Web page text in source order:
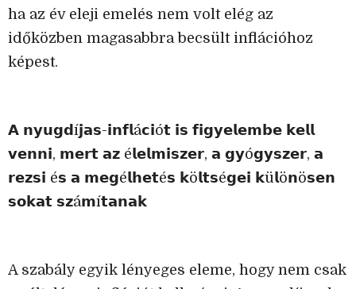
ha az év eleji emelés nem volt elég az
időközben magasabbra becsült inflációhoz
képest.
𝗔 𝗻𝘆𝘂𝗴𝗱í𝗷𝗮𝘀-𝗶𝗻𝗳𝗹á𝗰𝗶ó𝘁 𝗶𝘀 𝗳𝗶𝗴𝘆𝗲𝗹𝗲𝗺𝗯𝗲 𝗸𝗲𝗹𝗹
𝘃𝗲𝗻𝗻𝗶, 𝗺𝗲𝗿𝘁 𝗮𝘇 é𝗹𝗲𝗹𝗺𝗶𝘀𝘇𝗲𝗿, 𝗮 𝗴𝘆ó𝗴𝘆𝘀𝘇𝗲𝗿, 𝗮
𝗿𝗲𝘇𝘀𝗶 é𝘀 𝗮 𝗺𝗲𝗴é𝗹𝗵𝗲𝘁é𝘀 𝗸ö𝗹𝘁𝘀é𝗴𝗲𝗶 𝗸ü𝗹ö𝗻ö𝘀𝗲𝗻
𝘀𝗼𝗸𝗮𝘁 𝘀𝘇á𝗺í𝘁𝗮𝗻𝗮𝗸
A szabály egyik lényeges eleme, hogy nem csak